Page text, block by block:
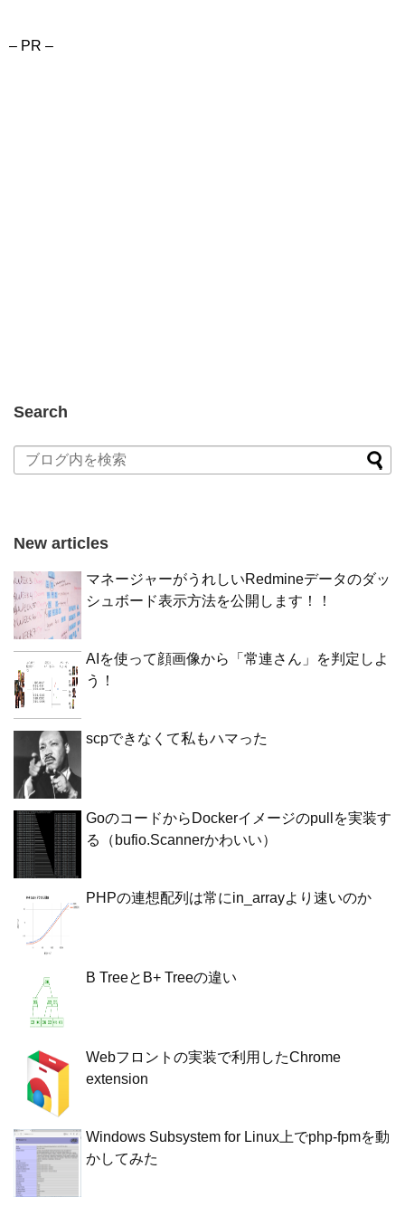
– PR –
Search
New articles
マネージャーがうれしいRedmineデータのダッ
シュボード表示方法を公開します！！
AIを使って顔画像から「常連さん」を判定しよ
う！
scpできなくて私もハマった
GoのコードからDockerイメージのpullを実装す
る（bufio.Scannerかわいい）
PHPの連想配列は常にin_arrayより速いのか
B TreeとB+ Treeの違い
Webフロントの実装で利用したChrome
extension
Windows Subsystem for Linux上でphp-fpmを動
かしてみた